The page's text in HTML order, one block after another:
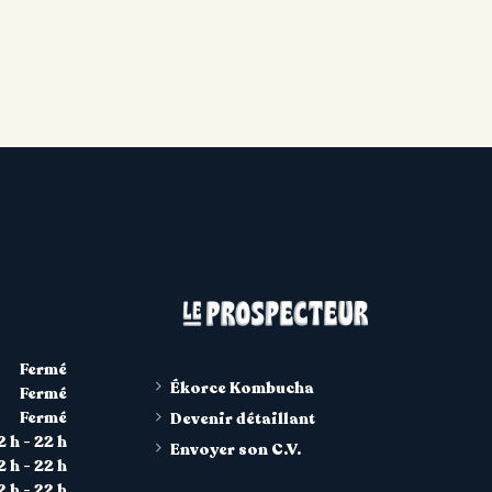
Fermé
Fermé
Fermé
h - 22 h
h - 22 h
Ékorce Kombucha
Devenir détaillant
Envoyer son C.V.